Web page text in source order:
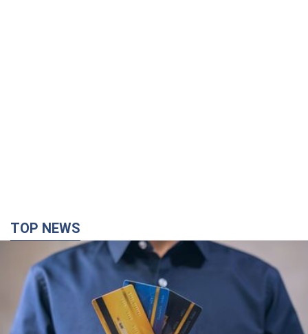
Микрокредиты без мифов: три типичных
сценария заемщика и план действий, чтобы
уберечь свои деньги
Что нужно делать украинцам, чтобы не переплачивать за